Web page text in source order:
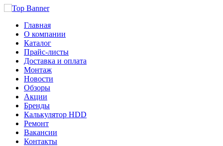
Главная
О компании
Каталог
Прайс-листы
Доставка и оплата
Монтаж
Новости
Обзоры
Акции
Бренды
Калькулятор HDD
Ремонт
Вакансии
Контакты